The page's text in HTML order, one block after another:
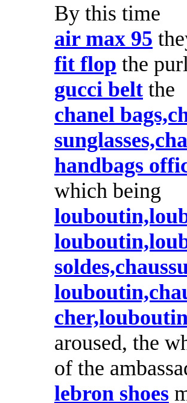
By this time
air max 95
fit flop the
gucci belt the
chanel
handbags
which being
aroused, the
of the
lebron shoes